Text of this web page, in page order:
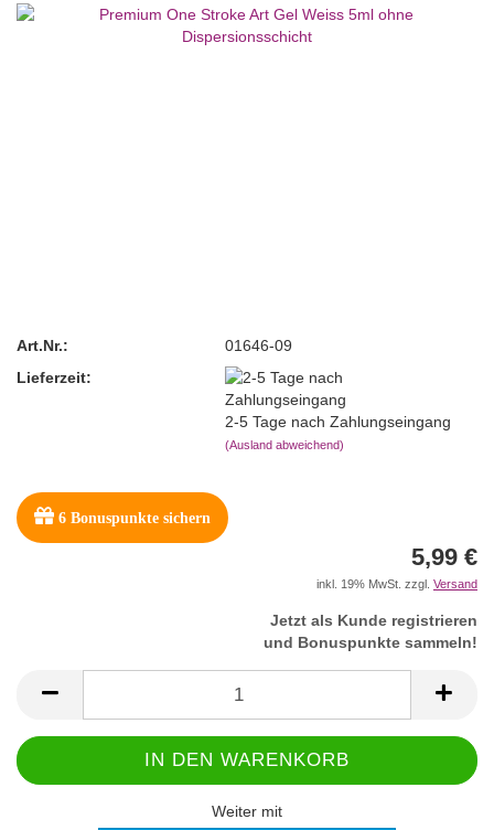
Art.Nr.:
01646-09
Lieferzeit:
2-5 Tage nach Zahlungseingang
(Ausland abweichend)
6 Bonuspunkte sichern
5,99 €
inkl. 19% MwSt. zzgl. Versand
Jetzt als Kunde registrieren
und Bonuspunkte sammeln!
Weiter mit